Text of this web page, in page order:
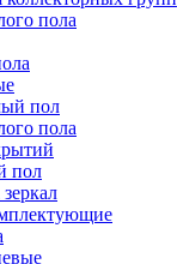
пола
пол
пола
пол